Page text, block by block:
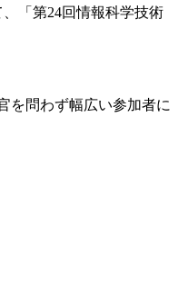
「第24回情報科学技術
を問わず幅広い参加者に